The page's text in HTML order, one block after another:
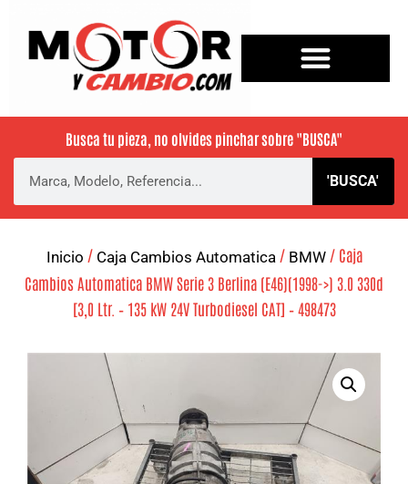
Busca tu pieza, no olvides pinchar sobre "BUSCA"
'BUSCA'
Inicio / Caja Cambios Automatica / BMW/ Caja
Cambios Automatica BMW Serie 3 Berlina (E46)(1998->) 3.0 330d
[3,0 Ltr. – 135 kW 24V Turbodiesel CAT] – 498473